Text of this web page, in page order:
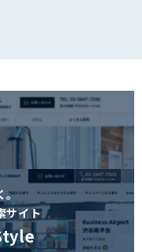
。
サイト